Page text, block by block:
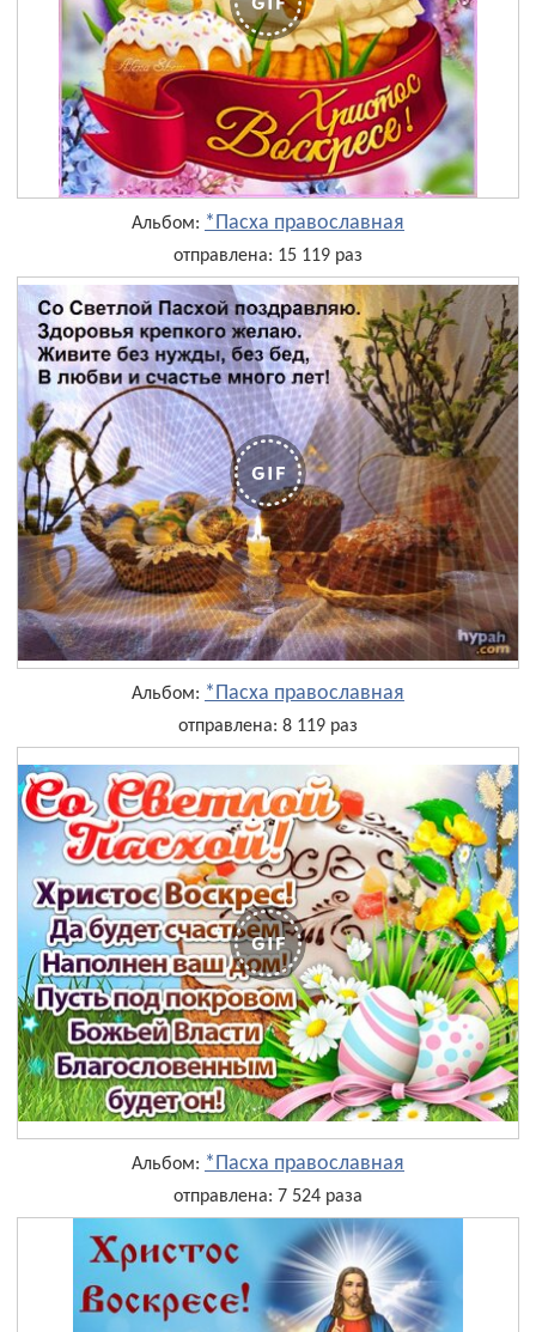
Альбом: *Пасха православная
отправлена: 15 119 раз
Альбом: *Пасха православная
отправлена: 8 119 раз
Альбом: *Пасха православная
отправлена: 7 524 раза